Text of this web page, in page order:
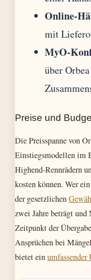
Online-
mit
MyO-
über
Preise und
Die Preisspanne von
Einstiegsmodellen im
Highend-Rennrädern
kosten können. Wer
der gesetzlichen
zwei Jahre beträgt
Zeitpunkt der
Ansprüchen bei
bietet ein